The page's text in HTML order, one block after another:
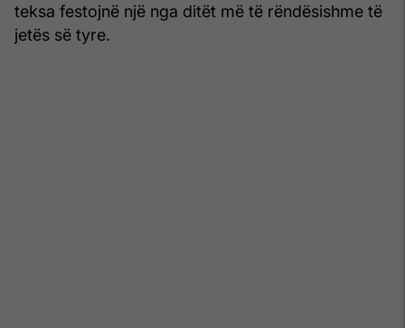
teksa festojnë një nga ditët më të rëndësishme të
jetës së tyre.